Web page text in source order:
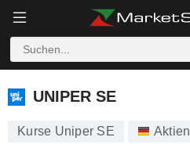
UNIPER SE
UNIPER SE
Kurse Uniper SE Aktien